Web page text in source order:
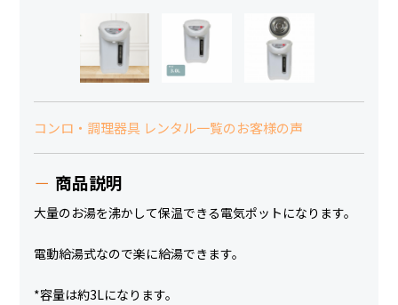
コンロ・調理器具 レンタル一覧のお客様の声
商品説明
大量のお湯を沸かして保温できる電気ポットになります。
電動給湯式なので楽に給湯できます。
*容量は約3Lになります。